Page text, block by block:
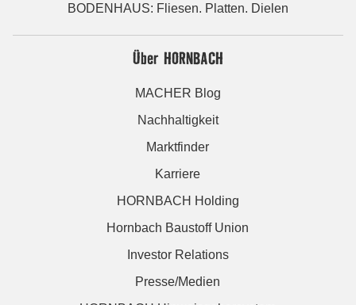
BODENHAUS: Fliesen. Platten. Dielen
Über HORNBACH
MACHER Blog
Nachhaltigkeit
Marktfinder
Karriere
HORNBACH Holding
Hornbach Baustoff Union
Investor Relations
Presse/Medien